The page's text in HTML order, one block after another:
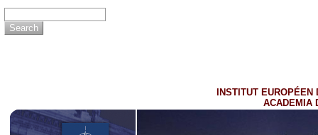
INSTITUT EUROPÉEN
ACADEMIA